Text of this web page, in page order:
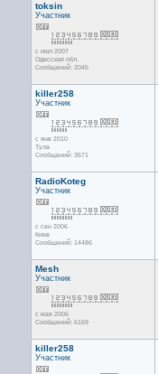
toksin
Участник
с июл 2007
Одесская обл.
Сообщений: 2045
killer258
Участник
с янв 2010
Тула
Сообщений: 3571
RadioKoteg
Участник
с сен 2006
Киев
Сообщений: 14486
Mesh
Участник
с мая 2006
Сообщений: 6169
killer258
Участник